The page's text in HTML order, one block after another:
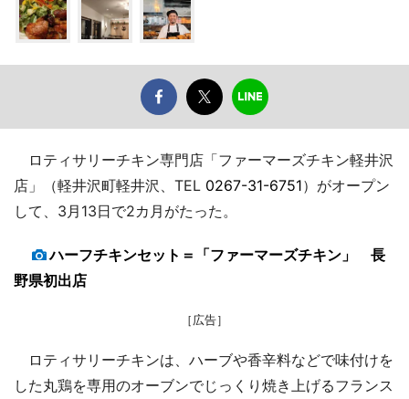
ロティサリーチキン専門店「ファーマーズチキン軽井沢
店」（軽井沢町軽井沢、TEL 0267-31-6751）がオープン
して、3月13日で2カ月がたった。
ハーフチキンセット＝「ファーマーズチキン」 長
野県初出店
［広告］
ロティサリーチキンは、ハーブや香辛料などで味付けを
した丸鶏を専用のオーブンでじっくり焼き上げるフランス